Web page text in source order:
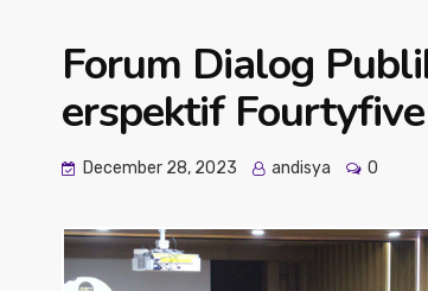
Forum Dialog
erspektif
December 28, 2023 andisya 0